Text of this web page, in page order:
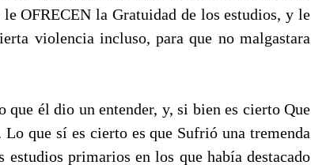
OFRECEN la Gratuidad de los estudios, y le
violencia incluso, para que no malgastara
que él dio un entender, y, si bien es cierto Que
que sí es cierto es que Sufrió una tremenda
primarios en los que había destacado